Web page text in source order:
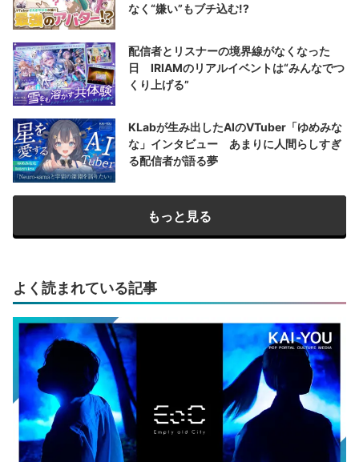
なく“嫌い”もブチ込む!?
配信者とリスナーの境界線がなくなった
日 IRIAMのリアルイベントは“みんなでつ
くり上げる”
KLabが生み出したAIのVTuber「ゆめみな
な」インタビュー あまりに人間らしすぎ
る配信者が語る夢
もっと見る
よく読まれている記事